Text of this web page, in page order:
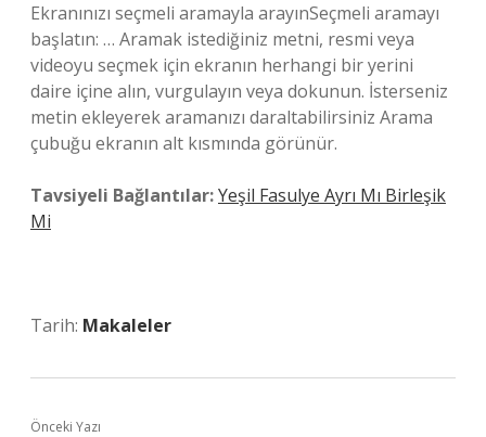
Ekranınızı seçmeli aramayla arayınSeçmeli aramayı
başlatın: … Aramak istediğiniz metni, resmi veya
videoyu seçmek için ekranın herhangi bir yerini
daire içine alın, vurgulayın veya dokunun. İsterseniz
metin ekleyerek aramanızı daraltabilirsiniz Arama
çubuğu ekranın alt kısmında görünür.
Tavsiyeli Bağlantılar:Yeşil Fasulye Ayrı Mı Birleşik
Mi
Tarih: Makaleler
Önceki Yazı